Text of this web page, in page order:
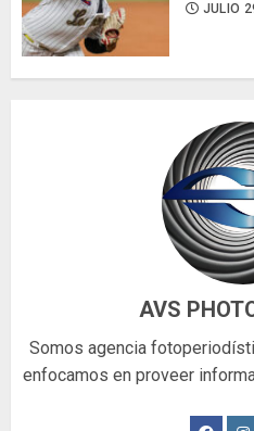
JULIO
AVS
Somos agencia
enfocamos en proveer